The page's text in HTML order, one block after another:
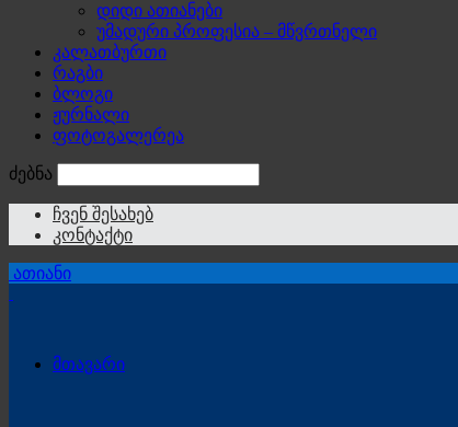
დიდი ათიანები
უმადური პროფესია – მწვრთნელი
კალათბურთი
რაგბი
ბლოგი
ჟურნალი
ფოტოგალერეა
ძებნა
ჩვენ შესახებ
კონტაქტი
ათიანი
მთავარი